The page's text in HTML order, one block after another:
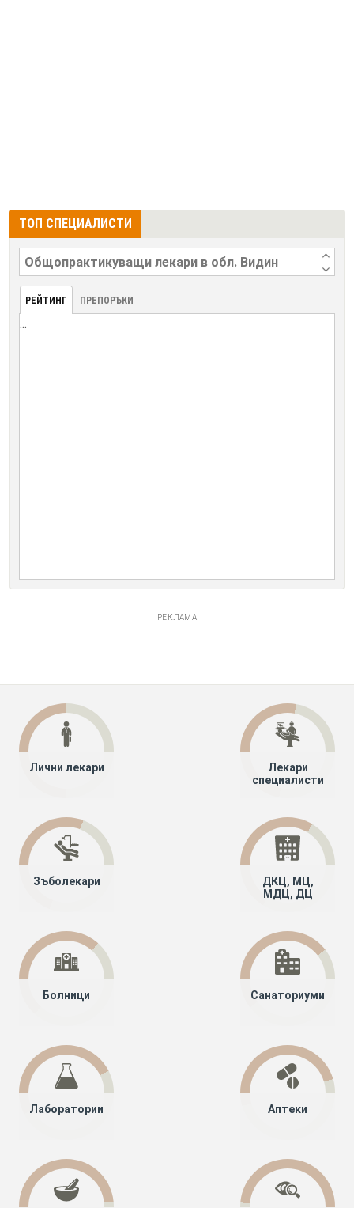
ТОП СПЕЦИАЛИСТИ
РЕЙТИНГ ПРЕПОРЪКИ
...
РЕКЛАМА
Лични лекари
Лекари
специалисти
Зъболекари
ДКЦ, МЦ,
МДЦ, ДЦ
Болници Санаториуми
Лаборатории Аптеки